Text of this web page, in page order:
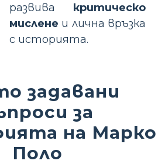
развива критическо
мислене и лична връзка
с историята.
задавани
за
на Марко
Поло